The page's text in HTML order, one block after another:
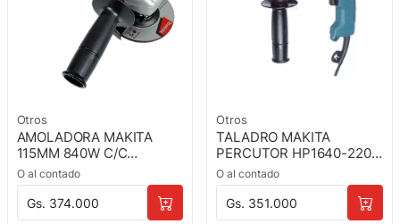
Otros
AMOLADORA MAKITA
115MM 840W C/C
TA9557HNG-220V
O al contado
Gs. 374.000
Otros
TALADRO MAKITA
PERCUTOR HP1640-220V
13MM 760W REVERSIBLE
O al contado
Gs. 351.000